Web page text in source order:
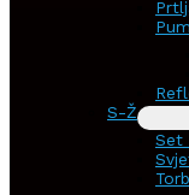
S-Ž
Set